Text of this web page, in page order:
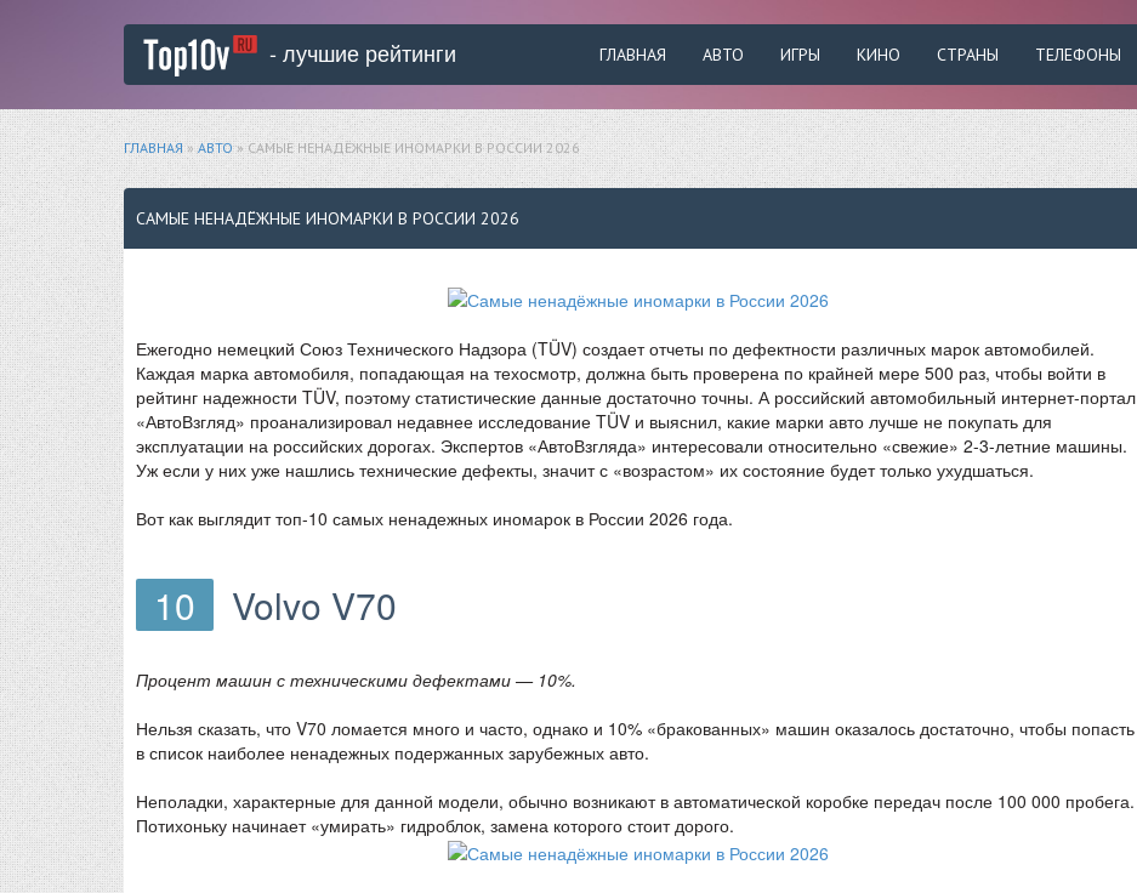
- лучшие рейтинги ГЛАВНАЯ АВТО ИГРЫ КИНО СТРАНЫ ТЕЛЕФОНЫ
ГЛАВНАЯ»АВТО» САМЫЕ НЕНАДЁЖНЫЕ ИНОМАРКИ В РОССИИ 2026
САМЫЕ НЕНАДЁЖНЫЕ ИНОМАРКИ В РОССИИ 2026
Ежегодно немецкий Союз Технического Надзора (TÜV) создает отчеты по дефектности различных марок автомобилей.
Каждая марка автомобиля, попадающая на техосмотр, должна быть проверена по крайней мере 500 раз, чтобы войти в
рейтинг надежности TÜV, поэтому статистические данные достаточно точны. А российский автомобильный интернет-портал
«АвтоВзгляд» проанализировал недавнее исследование TÜV и выяснил, какие марки авто лучше не покупать для
эксплуатации на российских дорогах. Экспертов «АвтоВзгляда» интересовали относительно «свежие» 2-3-летние машины.
Уж если у них уже нашлись технические дефекты, значит с «возрастом» их состояние будет только ухудшаться.
Вот как выглядит топ-10 самых ненадежных иномарок в России 2026 года.
10 Volvo V70
Процент машин с техническими дефектами — 10%.
Нельзя сказать, что V70 ломается много и часто, однако и 10% «бракованных» машин оказалось достаточно, чтобы попасть
в список наиболее ненадежных подержанных зарубежных авто.
Неполадки, характерные для данной модели, обычно возникают в автоматической коробке передач после 100 000 пробега.
Потихоньку начинает «умирать» гидроблок, замена которого стоит дорого.